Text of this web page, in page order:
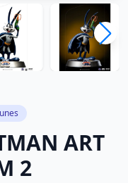
ART
2